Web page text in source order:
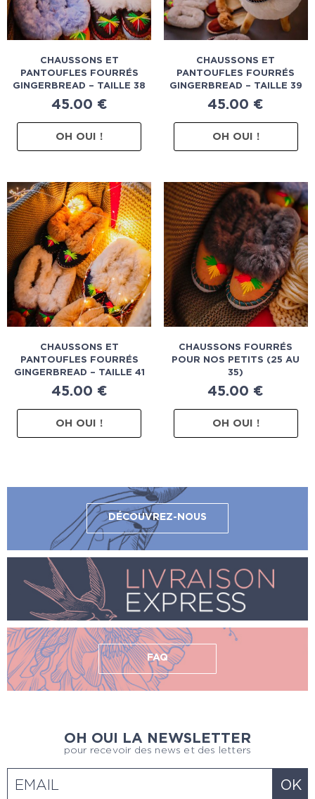
CHAUSSONS ET
PANTOUFLES FOURRÉS
GINGERBREAD – TAILLE 38
45.00 €
OH OUI !
CHAUSSONS ET
PANTOUFLES FOURRÉS
GINGERBREAD – TAILLE 39
45.00 €
OH OUI !
CHAUSSONS ET
PANTOUFLES FOURRÉS
GINGERBREAD – TAILLE 41
45.00 €
OH OUI !
CHAUSSONS FOURRÉS
POUR NOS PETITS (25 AU
35)
45.00 €
OH OUI !
DÉCOUVREZ-NOUS
FAQ
OH OUI LA NEWSLETTER
pour recevoir des news et des letters